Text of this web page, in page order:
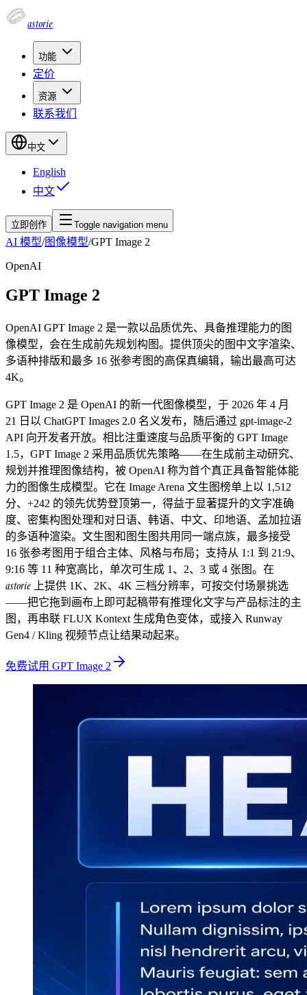
astorie
功能
定价
资源
联系我们
中文
English
中文
立即创作 Toggle navigation menu
AI 模型/图像模型/GPT Image 2
OpenAI
GPT Image 2
OpenAI GPT Image 2 是一款以品质优先、具备推理能力的图
像模型，会在生成前先规划构图。提供顶尖的图中文字渲染、
多语种排版和最多 16 张参考图的高保真编辑，输出最高可达
4K。
GPT Image 2 是 OpenAI 的新一代图像模型，于 2026 年 4 月
21 日以 ChatGPT Images 2.0 名义发布，随后通过 gpt-image-2
API 向开发者开放。相比注重速度与品质平衡的 GPT Image
1.5，GPT Image 2 采用品质优先策略——在生成前主动研究、
规划并推理图像结构，被 OpenAI 称为首个真正具备智能体能
力的图像生成模型。它在 Image Arena 文生图榜单上以 1,512
分、+242 的领先优势登顶第一，得益于显著提升的文字准确
度、密集构图处理和对日语、韩语、中文、印地语、孟加拉语
的多语种渲染。文生图和图生图共用同一端点族，最多接受
16 张参考图用于组合主体、风格与布局；支持从 1:1 到 21:9、
9:16 等 11 种宽高比，单次可生成 1、2、3 或 4 张图。在
astorie 上提供 1K、2K、4K 三档分辨率，可按交付场景挑选
——把它拖到画布上即可起稿带有推理化文字与产品标注的主
图，再串联 FLUX Kontext 生成角色变体，或接入 Runway
Gen4 / Kling 视频节点让结果动起来。
免费试用 GPT Image 2